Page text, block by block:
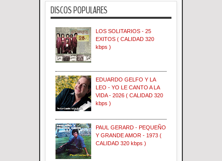
DISCOS POPULARES
LOS SOLITARIOS - 25
EXITOS ( CALIDAD 320
kbps )
EDUARDO GELFO Y LA
LEO - YO LE CANTO A LA
VIDA - 2026 ( CALIDAD 320
kbps )
PAUL GERARD - PEQUEÑO
Y GRANDE AMOR - 1973 (
CALIDAD 320 kbps )